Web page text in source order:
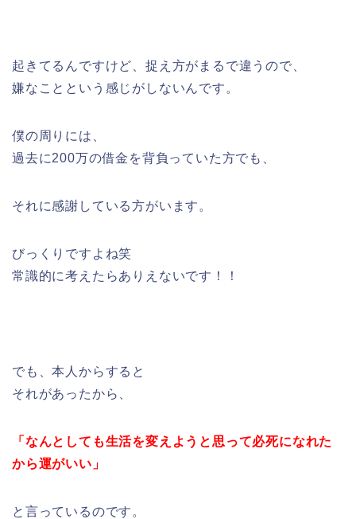
起きてるんですけど、捉え方がまるで違うので、
嫌なことという感じがしないんです。
僕の周りには、
過去に200万の借金を背負っていた方でも、
それに感謝している方がいます。
びっくりですよね笑
常識的に考えたらありえないです！！
でも、本人からすると
それがあったから、
「なんとしても生活を変えようと思って必死になれた
から運がいい」
と言っているのです。